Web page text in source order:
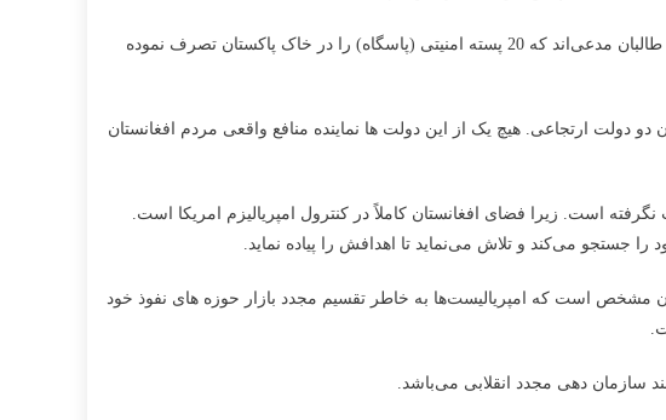
روز پنجشنبه هفتم حوت 1404 خورشیدی طالبان از چند منطقه بالای پاکستان حملات خود را آغاز نمودند که تا کنون ادامه دارد. طالبان مدعی‌اند که 20 پسته امنیتی (پاسگاه) را در خاک پاکستان تصرف نموده
دولت ارتجاعی. هیچ یک از این دولت ها نماینده منافع واقعی مردم افغانستان
است. زیرا فضای افغانستان کاملاً در کنترول امپریالیزم امریکا است.
را جستجو می‌کند و تلاش می‌نماید تا اهدافش را پیاده نماید.
مشخص است که امپریالیست‌ها به خاطر تقسیم مجدد بازار حوزه های نفوذ خود
سازمان دهی مجدد انقلابی می‌باشد.